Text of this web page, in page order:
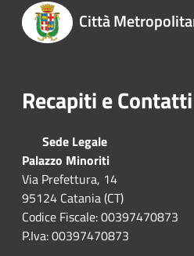
Città
Recapiti e Contatti
Sede Legale
Palazzo Minoriti
Via Prefettura, 14
95124 Catania (CT)
Codice Fiscale: 00397470873
P.Iva: 00397470873